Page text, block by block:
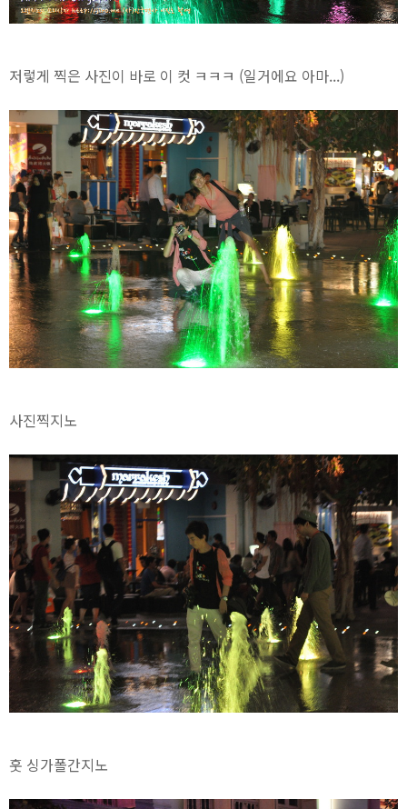
저렇게 찍은 사진이 바로 이 컷 ㅋㅋㅋ (일거에요 아마...)
사진찍지노
훗 싱가폴간지노